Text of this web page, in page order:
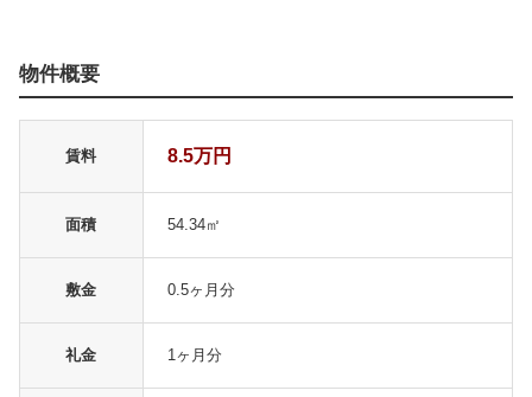
物件概要
賃料 8.5万円
面積 54.34㎡
敷金 0.5ヶ月分
礼金 1ヶ月分